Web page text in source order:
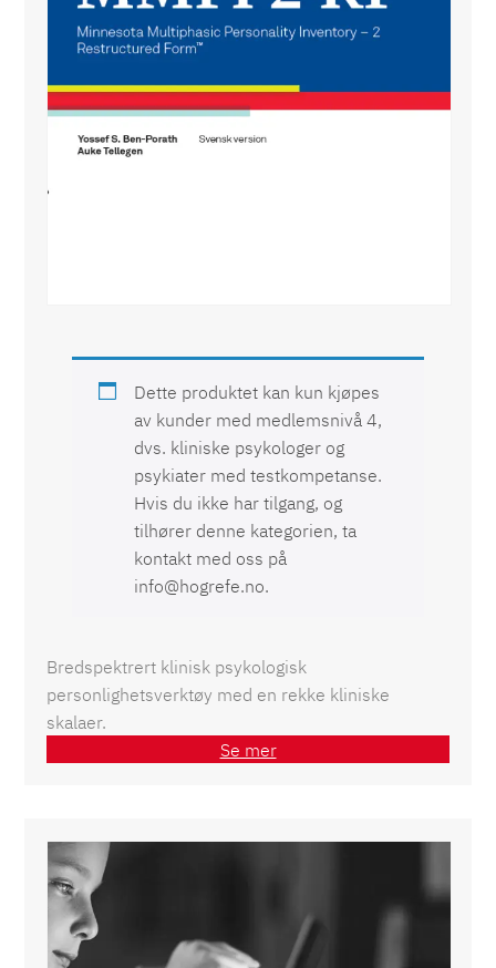
Dette produktet kan kun kjøpes
av kunder med medlemsnivå 4,
dvs. kliniske psykologer og
psykiater med testkompetanse.
Hvis du ikke har tilgang, og
tilhører denne kategorien, ta
kontakt med oss på
info@hogrefe.no.
Bredspektrert klinisk psykologisk
personlighetsverktøy med en rekke kliniske
skalaer.
Se mer